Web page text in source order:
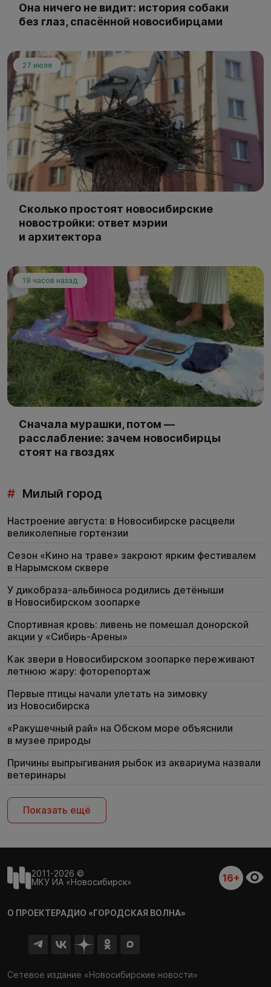
Она ничего не видит: история собаки
без глаз, спасённой новосибирцами
27 июля
Сколько простоят новосибирские
новостройки: ответ мэрии
и архитектора
19 часов назад
Сначала мурашки, потом —
расслабление: зачем новосибирцы
стоят на гвоздях
# Милый город
Настроение августа: в Новосибирске расцвели
великолепные гортензии
Сезон «Кино на траве» закроют ярким фестивалем
в Нарымском сквере
У дикобраза-альбиноса родились детёныши
в Новосибирском зоопарке
Спортивная кровь: ливень не помешал донорской
акции у «Сибирь-Арены»
Как звери в Новосибирском зоопарке переживают
летнюю жару: фоторепортаж
Первые птицы начали улетать на зимовку
из Новосибирска
«Ракушечный рай» на Обском море объяснили
в музее природы
Причины выпрыгивания рыбок из аквариума назвали
ветеринары
Показать ещё
2011-2026 ©
МКУ ИА «Новосибирск»
16+
О ПРОЕКТЕРАДИО «ГОРОДСКАЯ ВОЛНА»
Сетевое издание «Новосибирские новости»